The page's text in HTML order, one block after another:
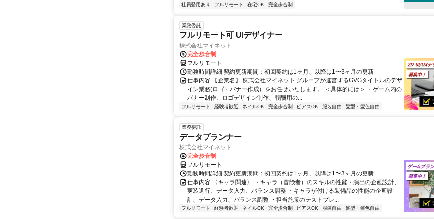
社員登用あり フルリモート 在宅OK 完全歩合制
業務委託
フルリモート可 UIデザイナー
株式会社マイネット
完全歩合制
フルリモート
勤務時間詳細 契約更新期間：初回契約は1ヶ月、以降は1〜3ヶ月の更新
仕事内容 【企業名】 株式会社マイネット グループが運営するGVGタイトルのデザ
イン業務(ロゴ・バナー作成）をお任せいたします。 ＜具体的には＞ ・ゲーム内の
バナー制作、ロゴデザイン制作、報酬用の...
フルリモート 経験者歓迎 ネイルOK 完全歩合制 ピアスOK 服装自由 髪型・髪色自由
業務委託
データプランナー
株式会社マイネット
完全歩合制
フルリモート
勤務時間詳細 契約更新期間：初回契約は1ヶ月、以降は1〜3ヶ月の更新
仕事内容 〈キャラ関連〉 ・キャラ（冒険者）のスキルの性能・演出の企画設計、
実装進行、データ入力、バランス調整 ・キャラが付ける装備品の性能の企画設
計、データ入力、バランス調整 ・担当施策のテストプレ...
フルリモート 経験者歓迎 ネイルOK 完全歩合制 ピアスOK 服装自由 髪型・髪色自由